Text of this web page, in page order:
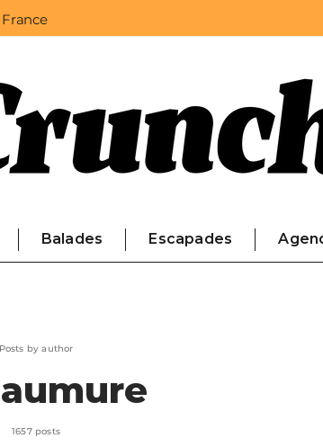
Balades Escapades
Posts by author
1657 posts